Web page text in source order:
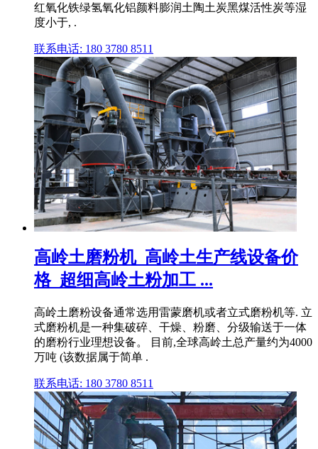
红氧化铁绿氢氧化铝颜料膨润土陶土炭黑煤活性炭等湿
度小于, .
联系电话: 180 3780 8511
高岭土磨粉机_高岭土生产线设备价
格_超细高岭土粉加工 ...
高岭土磨粉设备通常选用雷蒙磨机或者立式磨粉机等. 立
式磨粉机是一种集破碎、干燥、粉磨、分级输送于一体
的磨粉行业理想设备。 目前,全球高岭土总产量约为4000
万吨 (该数据属于简单 .
联系电话: 180 3780 8511